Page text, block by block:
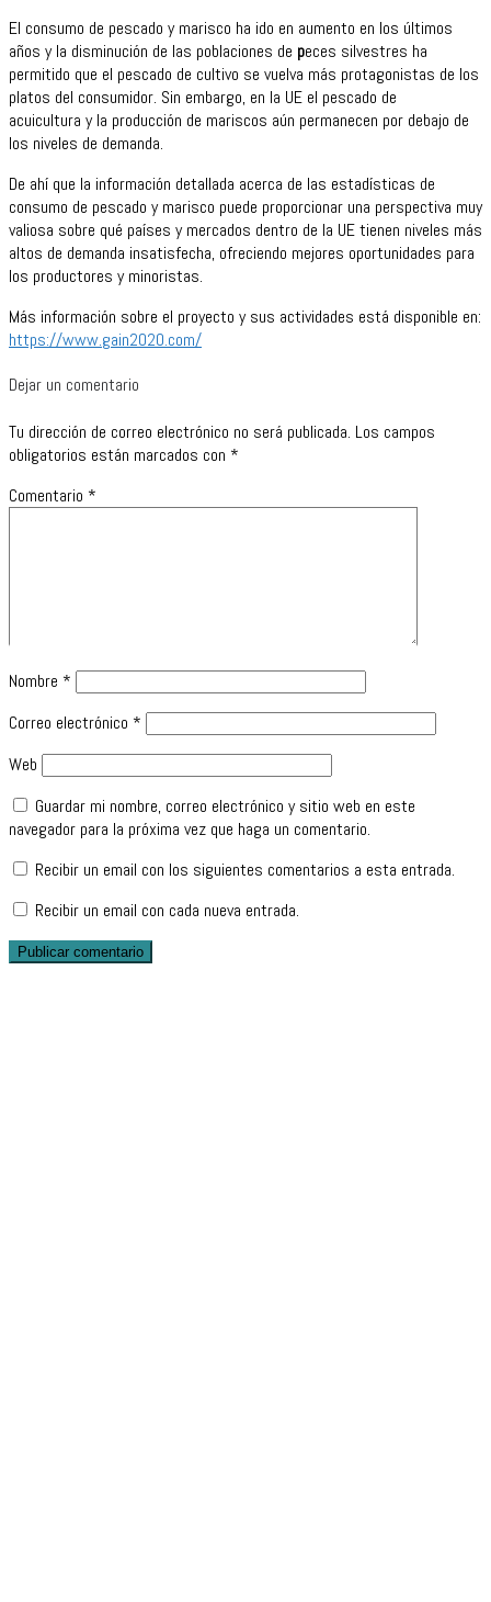
El consumo de pescado y marisco ha ido en aumento en los últimos
años y la disminución de las poblaciones de peces silvestres ha
permitido que el pescado de cultivo se vuelva más protagonistas de los
platos del consumidor. Sin embargo, en la UE el pescado de
acuicultura y la producción de mariscos aún permanecen por debajo de
los niveles de demanda.
De ahí que la información detallada acerca de las estadísticas de
consumo de pescado y marisco puede proporcionar una perspectiva muy
valiosa sobre qué países y mercados dentro de la UE tienen niveles más
altos de demanda insatisfecha, ofreciendo mejores oportunidades para
los productores y minoristas.
Más información sobre el proyecto y sus actividades está disponible en:
https://www.gain2020.com/
Dejar un comentario
Tu dirección de correo electrónico no será publicada. Los campos
obligatorios están marcados con *
Comentario *
Nombre *
Correo electrónico *
Web
Guardar mi nombre, correo electrónico y sitio web en este
navegador para la próxima vez que haga un comentario.
Recibir un email con los siguientes comentarios a esta entrada.
Recibir un email con cada nueva entrada.